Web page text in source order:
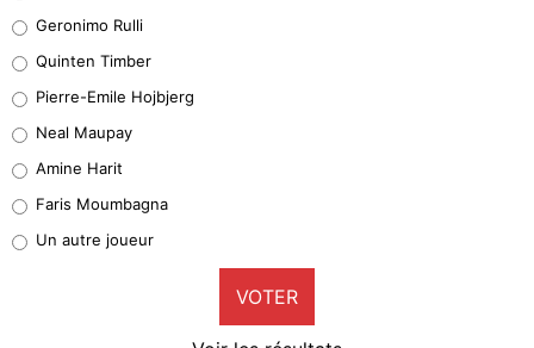
32%
5%
1%
9%
Geronimo Rulli
Quinten Timber
Pierre-Emile Hojbjerg
Neal Maupay
Amine Harit
Faris Moumbagna
Un autre joueur
VOTER